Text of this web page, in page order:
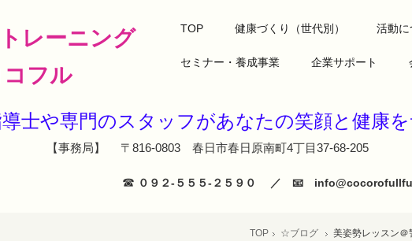
レーニング
フル
TOP 健康づくり（世代別） 活動に
セミナー・養成事業 企業サポート
導士や専門のスタッフがあなたの笑顔と
【事務局】 〒816-0803 春日市春日原南町4丁目37-68-205
☎ ０９２‐５５５‐２５９０ ／ 📧
TOP ☆ブログ 美姿勢レッスン＠